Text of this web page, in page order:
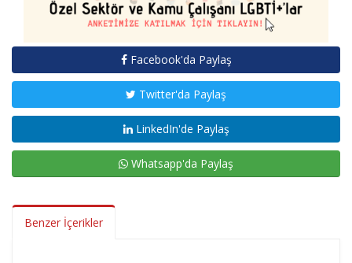
Facebook'da Paylaş
Twitter'da Paylaş
LinkedIn'de Paylaş
Whatsapp'da Paylaş
Benzer İçerikler